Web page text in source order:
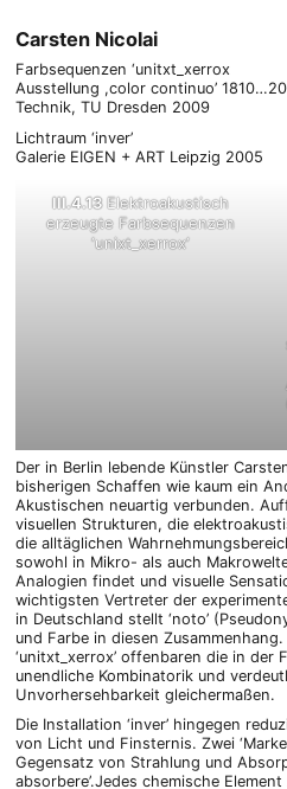
Carsten Nicolai
Farbsequenzen ‘unitxt_xerrox
Ausstellung ,color continuo’
Technik, TU Dresden 2009
Lichtraum ‘inver’
Galerie EIGEN + ART Leipzig 2005
III.4.13Elektroakustisch
erzeugte Farbsequenzen
‘unixt_xerrox‘
Der in Berlin lebende Künstler
bisherigen Schaffen wie kaum ein
Akustischen neuartig verbunden.
visuellen Strukturen, die
die alltäglichen
sowohl in Mikro- als auch
Analogien findet und visuelle
wichtigsten Vertreter der
in Deutschland stellt ‘noto’
und Farbe in diesen
‘unitxt_xerrox’ offenbaren die in der
unendliche Kombinatorik und
Unvorhersehbarkeit gleichermaßen.
Die Installation ‘inver’ hingegen
von Licht und Finsternis. Zwei
Gegensatz von Strahlung und
absorbere’.Jedes chemische